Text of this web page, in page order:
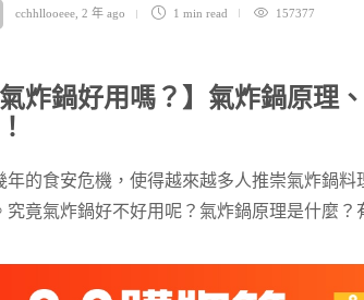
cchhllooeee 2 年 ago 1 min read 157377
氣炸鍋好用嗎？】氣炸鍋原理
年的食安危機，使得越來越多人推崇氣炸鍋
究竟氣炸鍋好不好用呢？氣炸鍋原理是什麼？